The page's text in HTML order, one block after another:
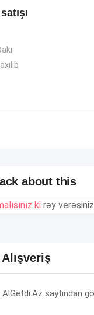
about this
ki rəy
AlGetdi.Az saytından